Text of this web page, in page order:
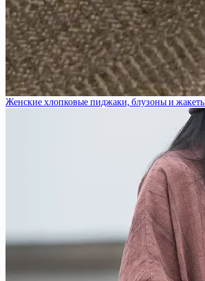
Женские хлопковые пиджаки, блузоны и